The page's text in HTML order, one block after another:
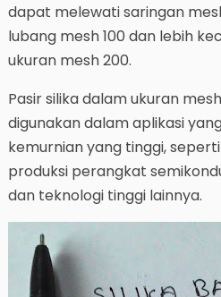
dapat melewati saringan
lubang mesh 100 dan lebih
ukuran mesh 200.
Pasir silika dalam ukuran
digunakan dalam aplikasi
kemurnian yang tinggi,
produksi perangkat
dan teknologi tinggi lainnya.